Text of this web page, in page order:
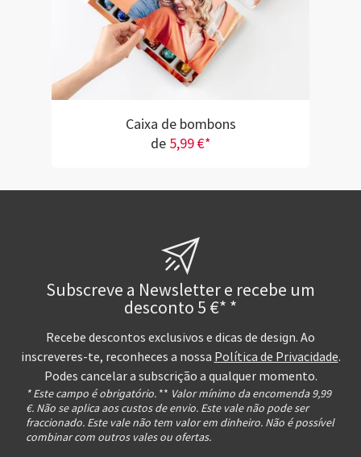
Caixa de bombons
de 5,99 €*
Subscreve a Newsletter e recebe um
desconto 5 €* *
Recebe descontos exclusivos e dicas de design. Ao
inscreveres-te, reconheces a nossa Política de Privacidade.
Podes cancelar a subscrição a qualquer momento.
* Este campo é obrigatório. ** Valor mínimo da encomenda 9,99
€. Não se aplica aos custos de envio. Este vale não pode ser
fraccionado. Este vale não tem valor em dinheiro. Não é possível
combinar com outros vales ou ofertas.